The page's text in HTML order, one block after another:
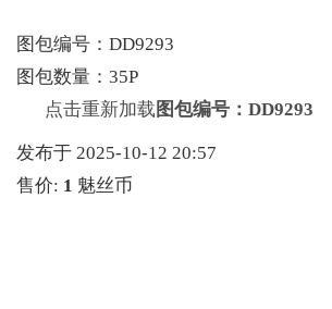
图包编号：DD9293
图包数量：35P
点击重新加载 图包编号：DD9293
发布于 2025-10-12 20:57
售价: 1 魅丝币